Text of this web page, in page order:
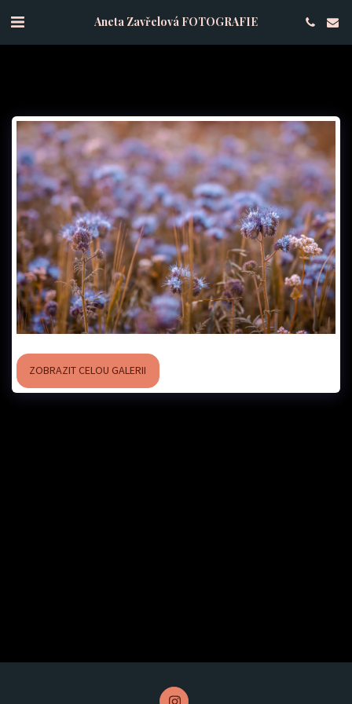
Aneta Zavřelová FOTOGRAFIE
ZOBRAZIT CELOU GALERII